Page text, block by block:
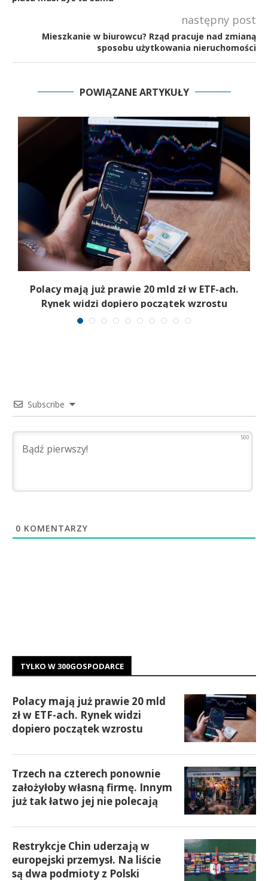
następny post
Mieszkanie w biurowcu? Rząd pracuje nad zmianą
sposobu użytkowania nieruchomości
POWIĄZANE ARTYKUŁY
Polacy mają już prawie 20 mld zł w ETF-ach.
Rynek widzi dopiero początek wzrostu
Subscribe
500
0 KOMENTARZY
TYLKO W 300GOSPODARCE
Polacy mają już prawie 20 mld
zł w ETF-ach. Rynek widzi
dopiero początek wzrostu
Trzech na czterech ponownie
założyłoby własną firmę. Innym
już tak łatwo jej nie polecają
Restrykcje Chin uderzają w
europejski przemysł. Na liście
są dwa podmioty z Polski